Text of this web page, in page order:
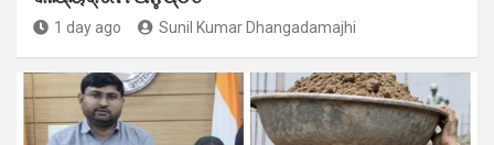
1 day ago Sunil Kumar Dhangadamajhi